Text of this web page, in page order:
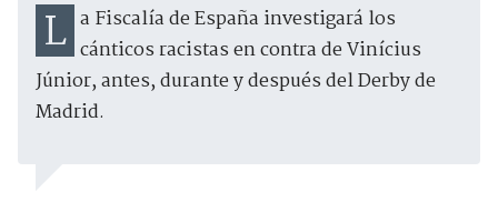
La Fiscalía de España investigará los cánticos racistas en contra de Vinícius
Júnior, antes, durante y después del Derby de
Madrid.